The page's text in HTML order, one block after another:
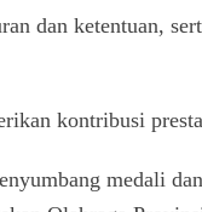
dan ketentuan,
kontribusi
medali